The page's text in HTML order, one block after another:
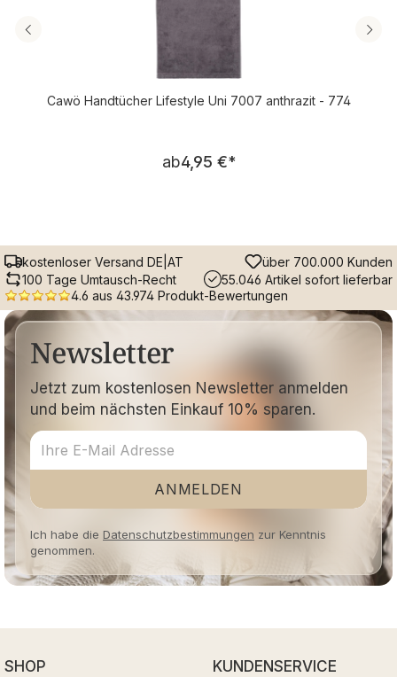
Cawö Handtücher Lifestyle Uni 7007 anthrazit - 774
Regulärer Preis:
ab4,95 €*
kostenloser Versand DE|AT
über 700.000 Kunden
100 Tage Umtausch-Recht
55.046 Artikel sofort lieferbar
4.6 aus 43.974 Produkt-Bewertungen
Newsletter
Jetzt zum kostenlosen Newsletter anmelden
und beim nächsten Einkauf 10% sparen.
ANMELDEN
Ich habe die Datenschutzbestimmungen zur Kenntnis
genommen.
SHOP KUNDENSERVICE